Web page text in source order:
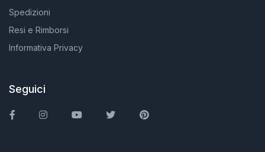
Spedizioni
Resi e Rimborsi
Informativa Privacy
Seguici
FacebookInstagramYou TubeTwitter Pinterest